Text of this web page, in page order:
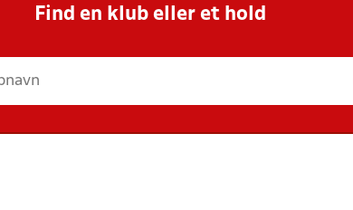
Find en klub eller et hold